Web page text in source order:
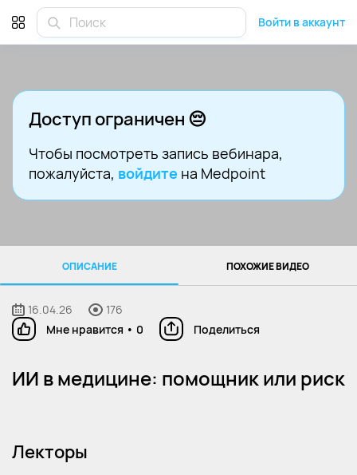
Войти в аккаунт
Доступ ограничен 😔
Чтобы посмотреть запись вебинара,
пожалуйста, войдите на Medpoint
ОПИСАНИЕ ПОХОЖИЕ ВИДЕО
16.04.26
176
Мне нравится • 0 Поделиться
ИИ в медицине: помощник или риск
Лекторы